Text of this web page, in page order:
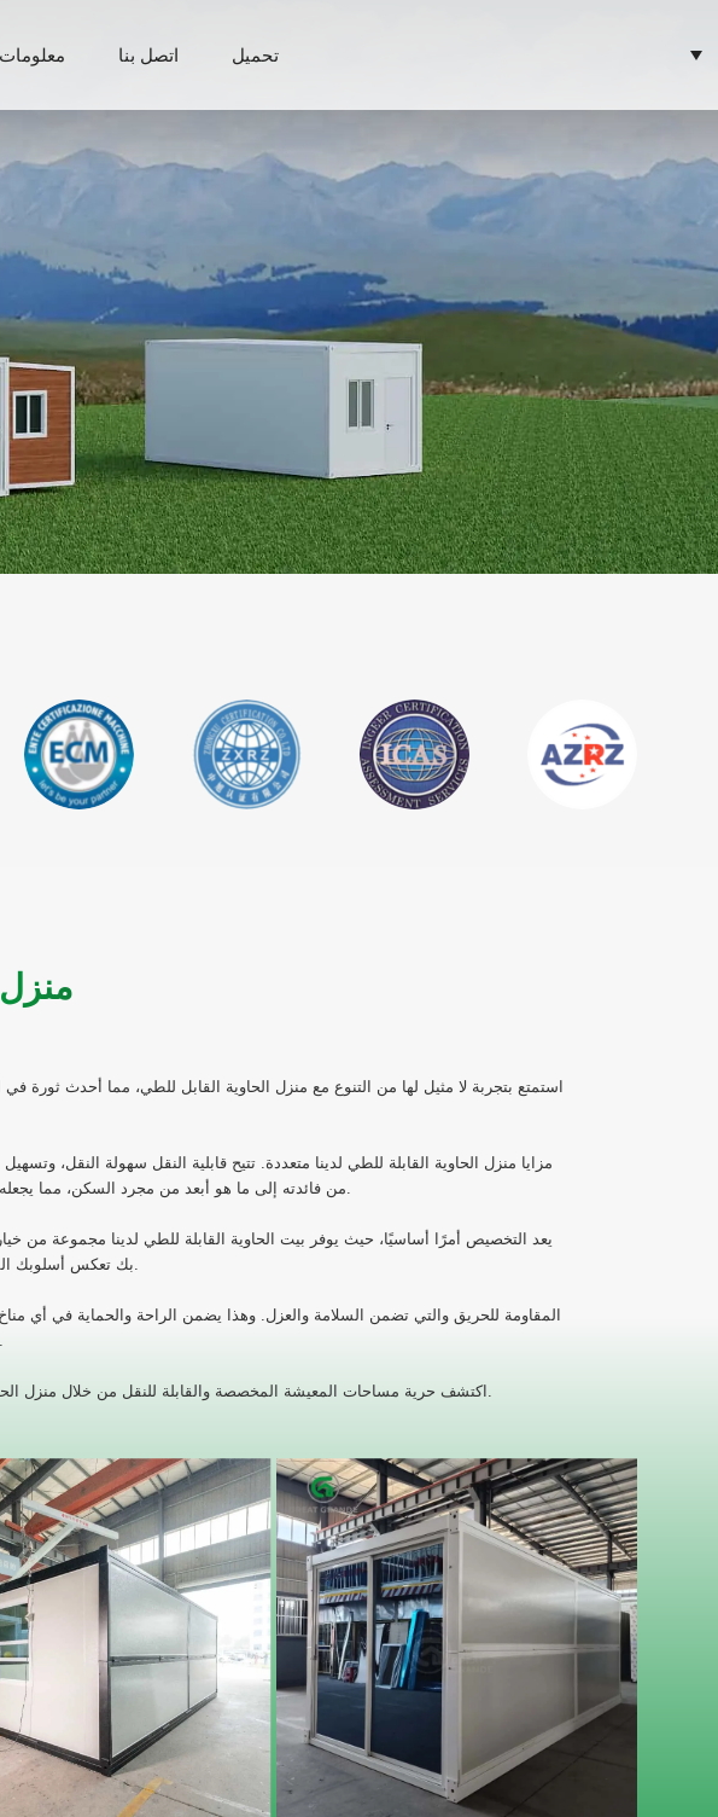
اتصل بنا تحميل
استمتع بتجربة لا مثيل لها من التنوع مع منزل الحاوية القابل للطي، مما أحدث ثورة
مزايا منزل الحاوية القابلة للطي لدينا متعددة. تتيح قابلية النقل سهولة النقل،
يعد التخصيص أمرًا أساسيًا، حيث يوفر بيت الحاوية القابلة للطي لدينا مجموعة